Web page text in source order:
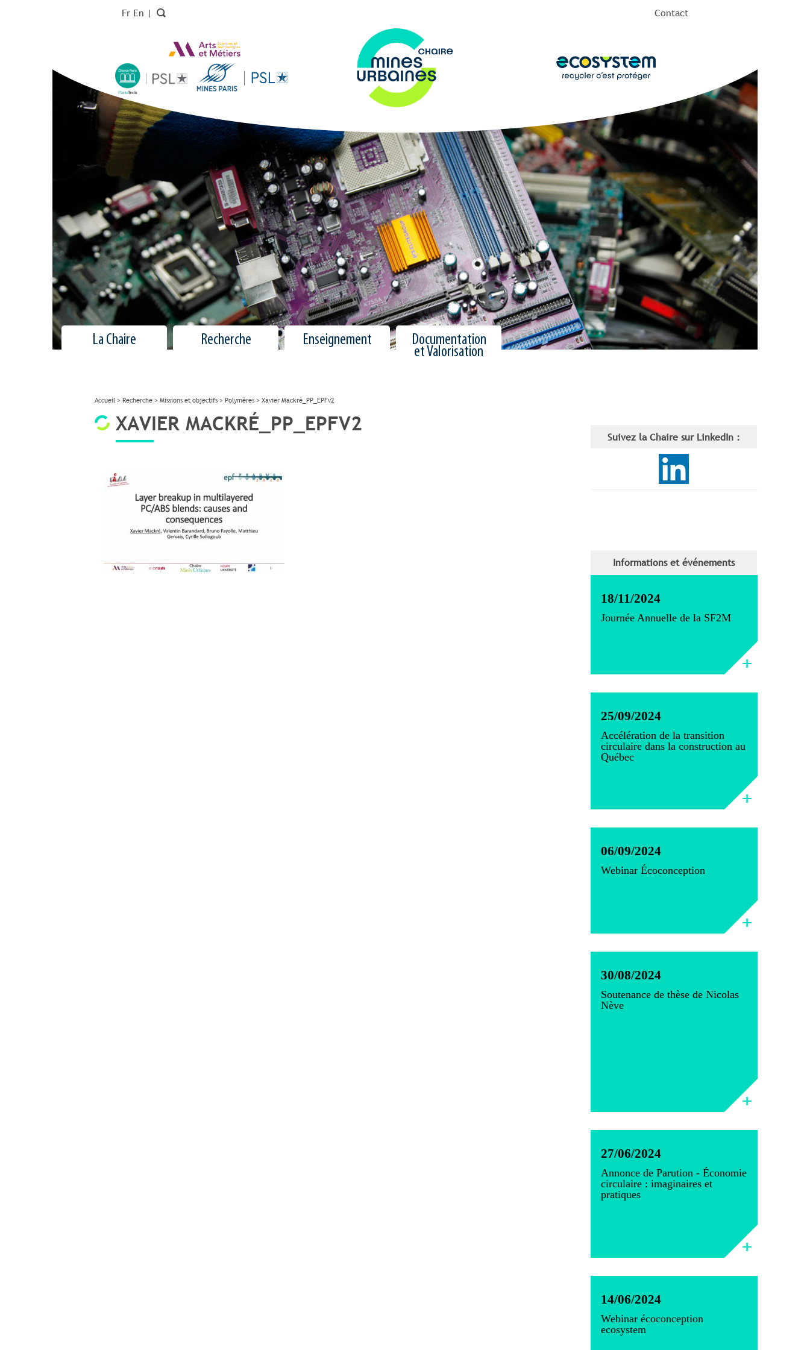
Fr En | Contact
La Chaire Recherche Enseignement Documentation
et Valorisation
Accueil> Recherche> Missions et objectifs> Polymères> Xavier Mackré_PP_EPFv2
XAVIER MACKRÉ_PP_EPFV2
Suivez la Chaire sur LinkedIn :
Informations et événements
18/11/2024
Journée Annuelle de la SF2M
25/09/2024
Accélération de la transition
circulaire dans la construction au
Québec
06/09/2024
Webinar Écoconception
30/08/2024
Soutenance de thèse de Nicolas
Nève
27/06/2024
Annonce de Parution - Économie
circulaire : imaginaires et
pratiques
14/06/2024
Webinar écoconception
ecosystem